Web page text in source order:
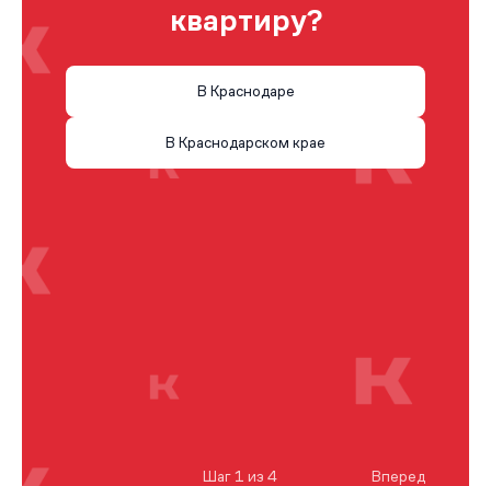
квартиру?
В Краснодаре
В Краснодарском крае
Шаг 1 из 4 Вперед